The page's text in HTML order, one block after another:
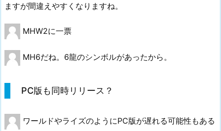
ますが間違えやすくなりますね。
MHW2に一票
MH6だね。6龍のシンボルがあったから。
PC版も同時リリース？
ワールドやライズのようにPC版が遅れる可能性もある